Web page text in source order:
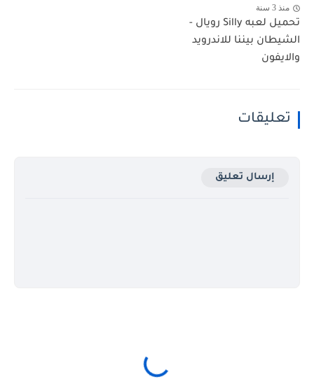
منذ 3 سنة
تحميل لعبه Silly رويال -
الشيطان بيننا للاندرويد
والايفون
تعليقات
إرسال تعليق